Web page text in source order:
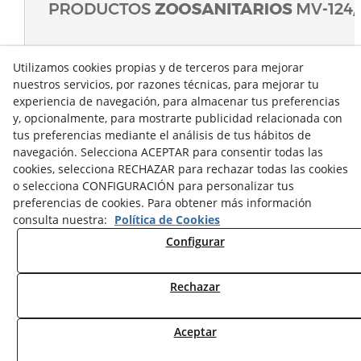
Utilizamos cookies propias y de terceros para mejorar
nuestros servicios, por razones técnicas, para mejorar tu
experiencia de navegación, para almacenar tus preferencias
y, opcionalmente, para mostrarte publicidad relacionada con
tus preferencias mediante el análisis de tus hábitos de
navegación. Selecciona ACEPTAR para consentir todas las
cookies, selecciona RECHAZAR para rechazar todas las cookies
o selecciona CONFIGURACIÓN para personalizar tus
preferencias de cookies. Para obtener más información
consulta nuestra: Política de Cookies
Configurar
Rechazar
Aceptar